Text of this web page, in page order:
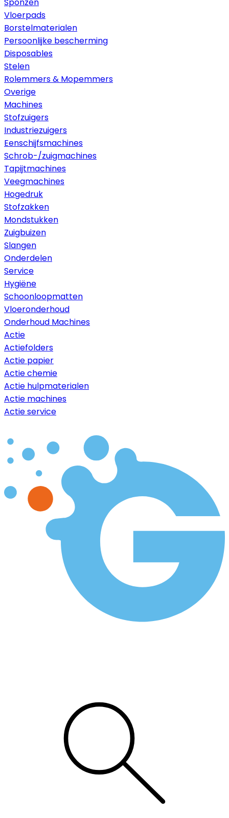
Vloerpads
Borstelmaterialen
Persoonlijke bescherming
Disposables
Stelen
Rolemmers & Mopemmers
Overige
Machines
Stofzuigers
Industriezuigers
Eenschijfsmachines
Schrob-/zuigmachines
Tapijtmachines
Veegmachines
Hogedruk
Stofzakken
Mondstukken
Zuigbuizen
Slangen
Onderdelen
Service
Hygiëne
Schoonloopmatten
Vloeronderhoud
Onderhoud Machines
Actie
Actiefolders
Actie papier
Actie chemie
Actie hulpmaterialen
Actie machines
Actie service